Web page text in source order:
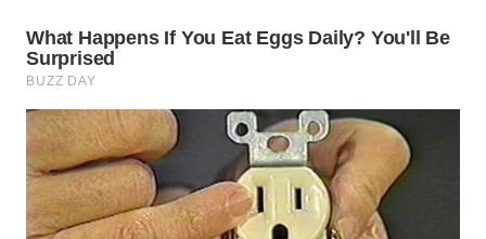
WN
SEMARANG
WN
SOLO
WN